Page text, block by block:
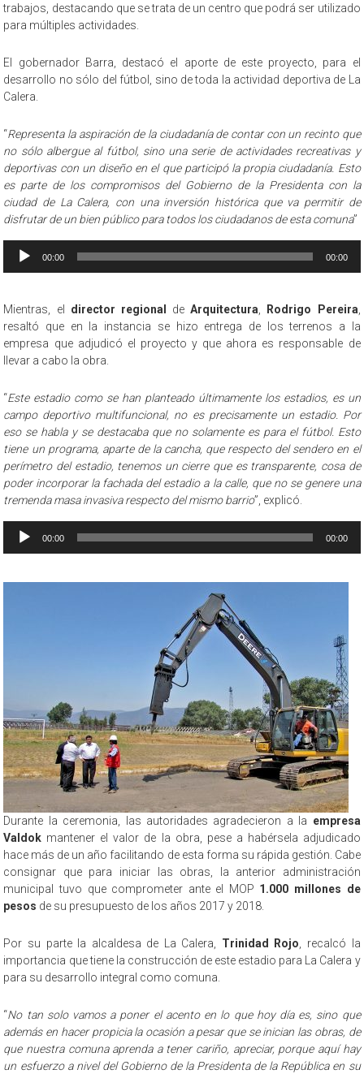
trabajos, destacando que se trata de un centro que podrá ser utilizado
para múltiples actividades.
El gobernador Barra, destacó el aporte de este proyecto, para el
desarrollo no sólo del fútbol, sino de toda la actividad deportiva de La
Calera.
“Representa la aspiración de la ciudadanía de contar con un recinto que
no sólo albergue al fútbol, sino una serie de actividades recreativas y
deportivas con un diseño en el que participó la propia ciudadanía. Esto
es parte de los compromisos del Gobierno de la Presidenta con la
ciudad de La Calera, con una inversión histórica que va permitir de
disfrutar de un bien público para todos los ciudadanos de esta comuna”
Reproductor
00:00 00:00
Mientras, el director regional deArquitectura Rodrigo Pereira
resaltó que en la instancia se hizo entrega de los terrenos a la
empresa que adjudicó el proyecto y que ahora es responsable de
llevar a cabo la obra.
“Este estadio como se han planteado últimamente los estadios, es un
campo deportivo multifuncional, no es precisamente un estadio. Por
eso se habla y se destacaba que no solamente es para el fútbol. Esto
tiene un programa, aparte de la cancha, que respecto del sendero en el
perímetro del estadio, tenemos un cierre que es transparente, cosa de
poder incorporar la fachada del estadio a la calle, que no se genere una
tremenda masa invasiva respecto del mismo barrio”, explicó.
Reproductor
00:00 00:00
Durante la ceremonia, las autoridades agradecieron a la empresa
Valdok mantener el valor de la obra, pese a habérsela adjudicado
hace más de un año facilitando de esta forma su rápida gestión. Cabe
consignar que para iniciar las obras, la anterior administración
municipal tuvo que comprometer ante el MOP 1.000 millones de
pesos de su presupuesto de los años 2017 y 2018.
Por su parte la alcaldesa de La Calera, Trinidad Rojo , recalcó la
importancia que tiene la construcción de este estadio para La Calera y
para su desarrollo integral como comuna.
“No tan solo vamos a poner el acento en lo que hoy día es, sino que
además en hacer propicia la ocasión a pesar que se inician las obras, de
que nuestra comuna aprenda a tener cariño, apreciar, porque aquí hay
un esfuerzo a nivel del Gobierno de la Presidenta de la República en su